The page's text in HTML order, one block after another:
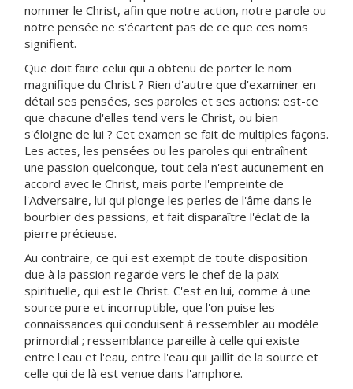
nommer le Christ, afin que notre action, notre parole ou
notre pensée ne s'écartent pas de ce que ces noms
signifient.
Que doit faire celui qui a obtenu de porter le nom
magnifique du Christ ? Rien d'autre que d'examiner en
détail ses pensées, ses paroles et ses actions: est-ce
que chacune d'elles tend vers le Christ, ou bien
s'éloigne de lui ? Cet examen se fait de multiples façons.
Les actes, les pensées ou les paroles qui entraînent
une passion quelconque, tout cela n'est aucunement en
accord avec le Christ, mais porte l'empreinte de
l'Adversaire, lui qui plonge les perles de l'âme dans le
bourbier des passions, et fait disparaître l'éclat de la
pierre précieuse.
Au contraire, ce qui est exempt de toute disposition
due à la passion regarde vers le chef de la paix
spirituelle, qui est le Christ. C'est en lui, comme à une
source pure et incorruptible, que l'on puise les
connaissances qui conduisent à ressembler au modèle
primordial ; ressemblance pareille à celle qui existe
entre l'eau et l'eau, entre l'eau qui jaillît de la source et
celle qui de là est venue dans l'amphore.